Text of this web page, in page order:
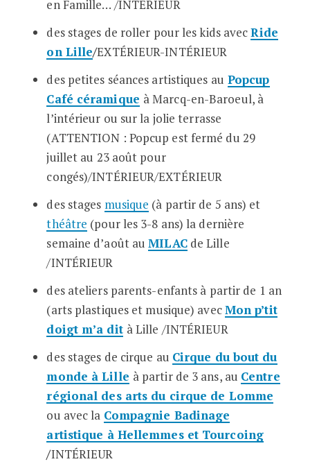
en Famille… /INTÉRIEUR
des stages de roller pour les kids avecRide
on Lille/EXTÉRIEUR-INTÉRIEUR
des petites séances artistiques au Popcup
Café céramique à Marcq-en-Baroeul, à
l’intérieur ou sur la jolie terrasse
(ATTENTION : Popcup est fermé du 29
juillet au 23 août pour
congés)/INTÉRIEUR/EXTÉRIEUR
des stages musique (à partir de 5 ans) et
théâtre (pour les 3-8 ans) la dernière
semaine d’août auMILACde Lille
/INTÉRIEUR
des ateliers parents-enfants à partir de 1 an
(arts plastiques et musique) avecMon p’tit
doigt m’a dit à Lille /INTÉRIEUR
des stages de cirque au Cirque du bout du
monde à Lille à partir de 3 ans, au Centre
régional des arts du cirque de Lomme
ou avec la Compagnie Badinage
artistique à Hellemmes et Tourcoing
/INTÉRIEUR